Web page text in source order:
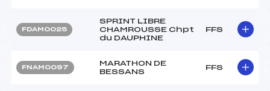
FDAM0025
SPRINT LIBRE
CHAMROUSSE Chpt
du DAUPHINE
FFS
FNAM0097
MARATHON DE
BESSANS
FFS